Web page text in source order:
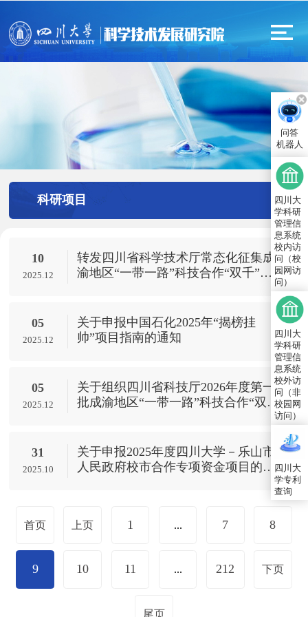
科研项目
10
2025.12
转发四川省科学技术厅常态化征集成
渝地区“一带一路”科技合作“双千”计
05
2025.12
关于申报中国石化2025年“揭榜挂
帅”项目指南的通知
05
2025.12
关于组织四川省科技厅2026年度第一
批成渝地区“一带一路”科技合作“双
31
2025.10
关于申报2025年度四川大学－乐山市
人民政府校市合作专项资金项目的通
首页 上页 1 ... 7 8
9 10 11 ... 212 下页
尾页
问答
机器人
四川大
学科研
管理信
息系统
校内访
问（校
园网访
问）
四川大
学科研
管理信
息系统
校外访
问（非
校园网
访问）
四川大
学专利
查询